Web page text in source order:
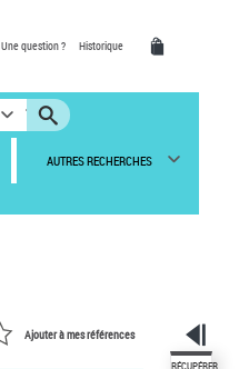
Une question ? Historique
AUTRES RECHERCHES
Ajouter à mes références